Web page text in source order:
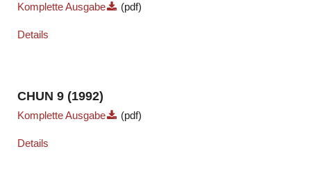
Komplette Ausgabe (pdf)
Details
CHUN 9 (1992)
Komplette Ausgabe (pdf)
Details